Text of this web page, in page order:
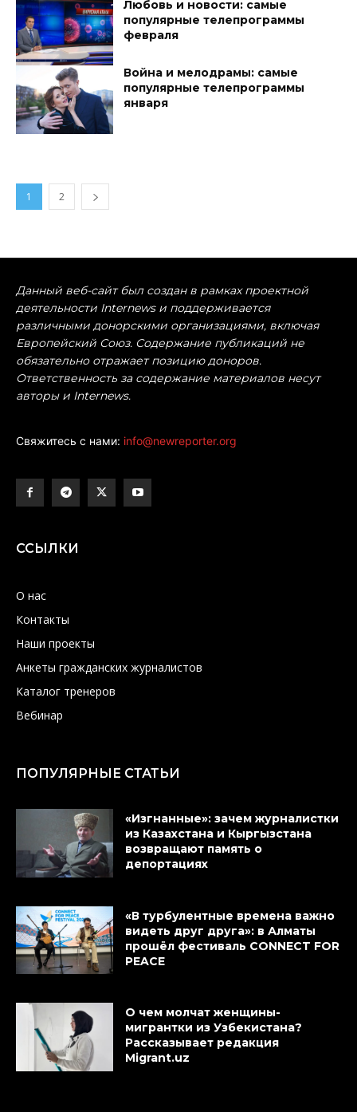
Любовь и новости: самые
популярные телепрограммы
февраля
Война и мелодрамы: самые
популярные телепрограммы
января
1 2
Данный веб-сайт был создан в рамках проектной
деятельности Internews и поддерживается
различными донорскими организациями, включая
Европейский Союз. Содержание публикаций не
обязательно отражает позицию доноров.
Ответственность за содержание материалов несут
авторы и Internews.
Свяжитесь с нами: info@newreporter.org
ССЫЛКИ
О нас
Контакты
Наши проекты
Анкеты гражданских журналистов
Каталог тренеров
Вебинар
ПОПУЛЯРНЫЕ СТАТЬИ
«Изгнанные»: зачем журналистки
из Казахстана и Кыргызстана
возвращают память о
депортациях
«В турбулентные времена важно
видеть друг друга»: в Алматы
прошёл фестиваль CONNECT FOR
PEACE
О чем молчат женщины-
мигрантки из Узбекистана?
Рассказывает редакция
Migrant.uz